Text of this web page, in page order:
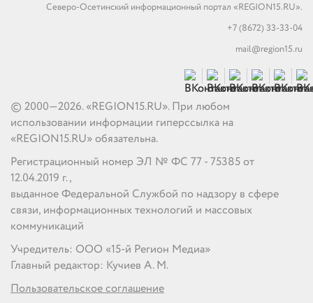
Северо-Осетинский информационный портал «REGION15.RU».
+7 (8672) 33-33-04
mail@region15.ru
© 2000—2026. «REGION15.RU». При любом
использовании информации гиперссылка на
«REGION15.RU» обязательна.
Регистрационный номер ЭЛ № ФС 77 - 75385 от
12.04.2019 г.,
выданное Федеральной Службой по надзору в сфере
связи, информационных технологий и массовых
коммуникаций
Учредитель: ООО «15-й Регион Медиа»
Главный редактор: Кучиев А. М.
Пользовательское соглашение